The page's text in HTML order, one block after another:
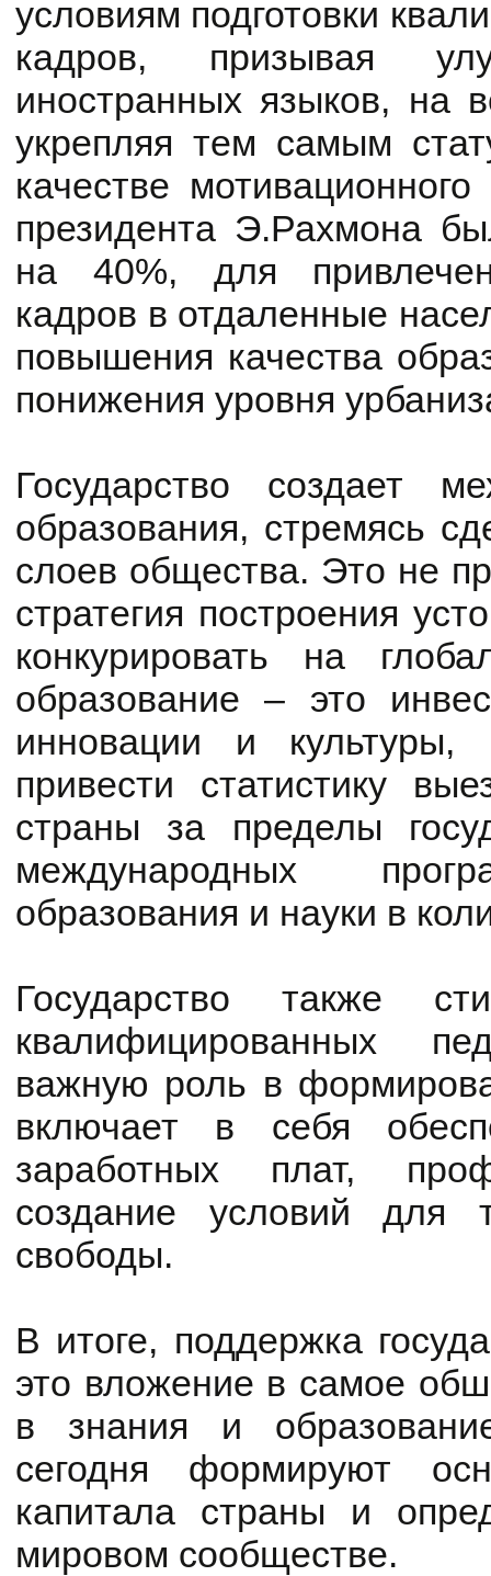
условиям подготовки
кадров, призывая
иностранных языков, на
укрепляя тем самым
качестве
президента Э.Рахмона
на 40%, для
кадров в отдаленные
повышения качества
понижения уровня
Государство создает
образования, стремясь
слоев общества. Это не
стратегия построения
конкурировать на
образование – это
инновации и
привести статистику
страны за пределы
международных
образования и науки в
Государство также
квалифицированных
важную роль в
включает в себя
заработных плат,
создание условий для
свободы.
В итоге, поддержка
это вложение в самое
в знания и
сегодня формируют
капитала страны и
мировом сообществе.